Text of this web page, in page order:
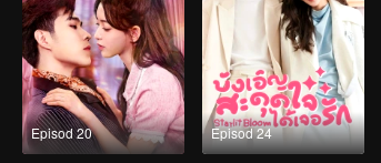
Episod 20 Episod 24